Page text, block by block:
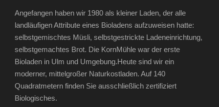
Angefangen haben wir 1980 als kleiner Laden, der alle
landläufigen Attribute eines Bioladens aufzuweisen hatte:
selbstgemischtes Müsli, selbstgestrickte Ladeneinrichtung,
selbstgemachtes Brot. Die KornMühle war der erste
Bioladen in Ulm und Umgebung.Heute sind wir ein
moderner, mittelgroßer Naturkostladen. Auf 140
Quadratmetern finden Sie ausschließlich zertifiziert
Biologisches.